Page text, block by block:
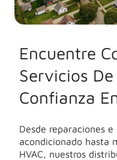
Encuentre
Servicios De
Confianza
Desde reparaciones
acondicionado hasta
HVAC, nuestros